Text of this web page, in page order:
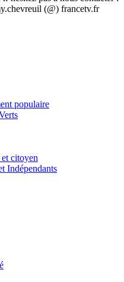
(@) francetv.fr
populaire
citoyen
Indépendants